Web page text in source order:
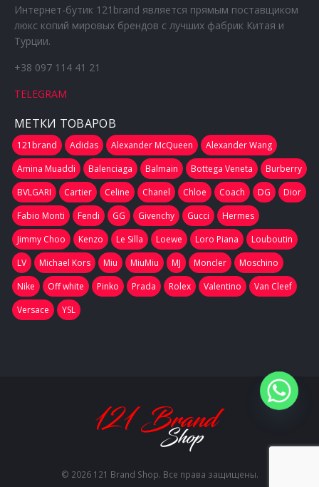
Интернет-бутик 121brand является прямым поставщиком
люкс копий мировых брендов с лучших фабрик Китая и
Турции.
+38 097 114 41 21
TELEGRAM
МЕТКИ ТОВАРОВ
121brand Adidas Alexander McQueen
Alexander Wang
Amina Muaddi
Balenciaga Balmain Bottega Veneta
Burberry
BVLGARI
Cartier Celine Chanel Chloe Coach DG
Dior
Fabio Monti
Fendi GG Givenchy Gucci
Hermes
Jimmy Choo
Kenzo Le Silla Loewe Loro Piana
Louboutin
LV
Michael Kors Miu MiuMiu MJ Moncler
Moschino
Nike
Off white Pinko Prada Rolex Valentino
Van Cleef
Versace
YSL
© 2026 121 Brand Shop. Все права защищены.